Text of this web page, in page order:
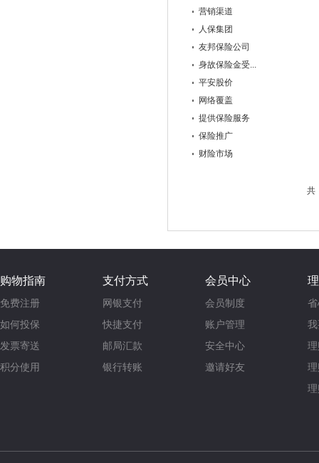
营销渠道
人保集团
友邦保险公司
身故保险金受...
平安股价
网络覆盖
提供保险服务
保险推广
财险市场
共
购物指南
免费注册
如何投保
发票寄送
积分使用
支付方式
网银支付
快捷支付
邮局汇款
银行转账
会员中心
会员制度
账户管理
安全中心
邀请好友